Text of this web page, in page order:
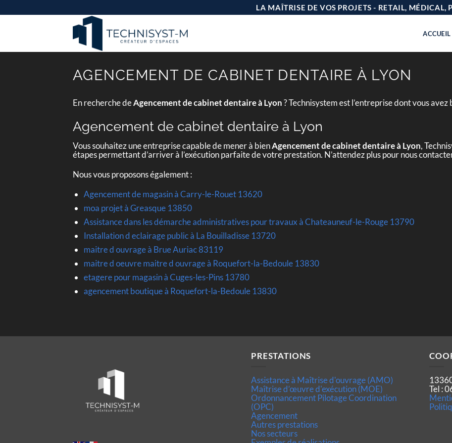
au
LA MAÎTRISE DE VOS PROJETS - RETAIL,
ACCUEIL
AGENCEMENT DE CABINET DENTAIRE À LYON
En recherche deAgencement de cabinet dentaire à Lyon? Technisystem est l’entreprise dont vous avez
Agencement de cabinet dentaire à Lyon
Vous souhaitez une entreprise capable de mener à bienAgencement de cabinet dentaire à Lyon,
étapes permettant d’arriver à l’exécution parfaite de votre prestation. N’attendez plus pour nous
Nous vous proposons également :
Agencement de magasin à Carry-le-Rouet 13620
moa projet à Greasque 13850
Assistance dans les démarche administratives pour travaux à Chateauneuf-le-Rouge 13790
Installation d eclairage public à La Bouilladisse 13720
maitre d ouvrage à Brue Auriac 83119
maitre d oeuvre maitre d ouvrage à Roquefort-la-Bedoule 13830
etagere pour magasin à Cuges-les-Pins 13780
agencement boutique à Roquefort-la-Bedoule 13830
PRESTATIONS
Assistance à Maîtrise d'ouvrage (AMO)
Maîtrise d’œuvre d'exécution (MOE)
Ordonnancement Pilotage Coordination
(OPC)
Agencement
Autres prestations
Nos secteurs
Tel :